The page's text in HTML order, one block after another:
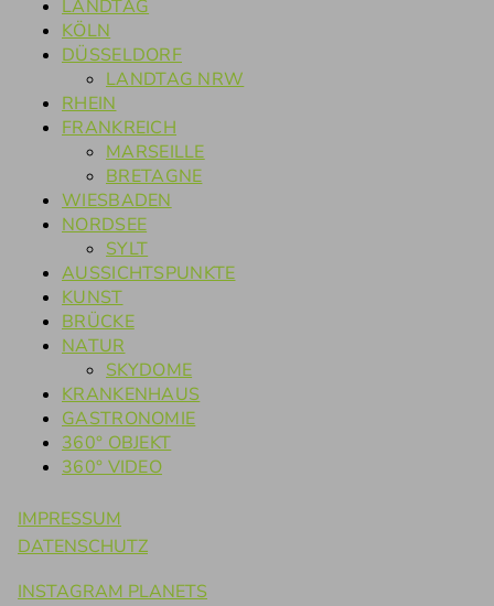
LANDTAG
KÖLN
DÜSSELDORF
LANDTAG NRW
RHEIN
FRANKREICH
MARSEILLE
BRETAGNE
WIESBADEN
NORDSEE
SYLT
AUSSICHTSPUNKTE
KUNST
BRÜCKE
NATUR
SKYDOME
KRANKENHAUS
GASTRONOMIE
360° OBJEKT
360° VIDEO
IMPRESSUM
DATENSCHUTZ
INSTAGRAM PLANETS